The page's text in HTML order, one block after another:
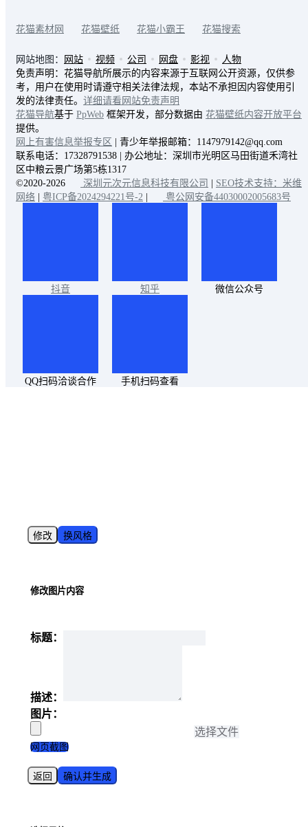
花猫素材网 花猫壁纸 花猫小霸王 花猫搜索
网站地图： 网站 视频 公司 网盘 影视
人物
免责声明：花猫导航所展示的内容来源于互联网公开资源，仅供参
考，用户在使用时请遵守相关法律法规，本站不承担因内容使用引
发的法律责任。 详细请看网站免责声明
花猫导航基于 PpWeb 框架开发，部分数据由 花猫壁纸内容开放平台
提供。
网上有害信息举报专区 | 青少年举报邮箱：1147979142@qq.com
联系电话：17328791538 | 办公地址：深圳市光明区马田街道禾湾社
区中粮云景广场第5栋1317
©2020-2026
深圳元次元信息科技有限公司 | SEO技术支持：米维
网络 | 粤ICP备2024294221号-2 | 粤公网安备44030002005683号
抖音 知乎 微信公众号
QQ扫码洽谈合作 手机扫码查看
修改 换风格
修改图片内容
标题：
描述：
图片：
选择文件
网页截图
返回 确认并生成